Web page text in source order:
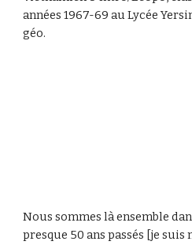
années 1967-69 au Lycée
géo.
Nous sommes là ensemble
presque 50 ans passés [je